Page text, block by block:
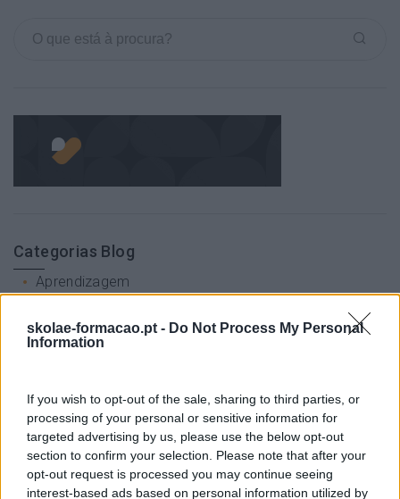
skolae-formacao.pt - Do Not Process My Personal
Information
If you wish to opt-out of the sale, sharing to third parties, or
processing of your personal or sensitive information for
targeted advertising by us, please use the below opt-out
section to confirm your selection. Please note that after your
opt-out request is processed you may continue seeing
interest-based ads based on personal information utilized by
Categorias Blog
Aprendizagem
Atendimento E Relação Cliente
Cultura
Desenvolvimento
Desenvolvimento De Competências